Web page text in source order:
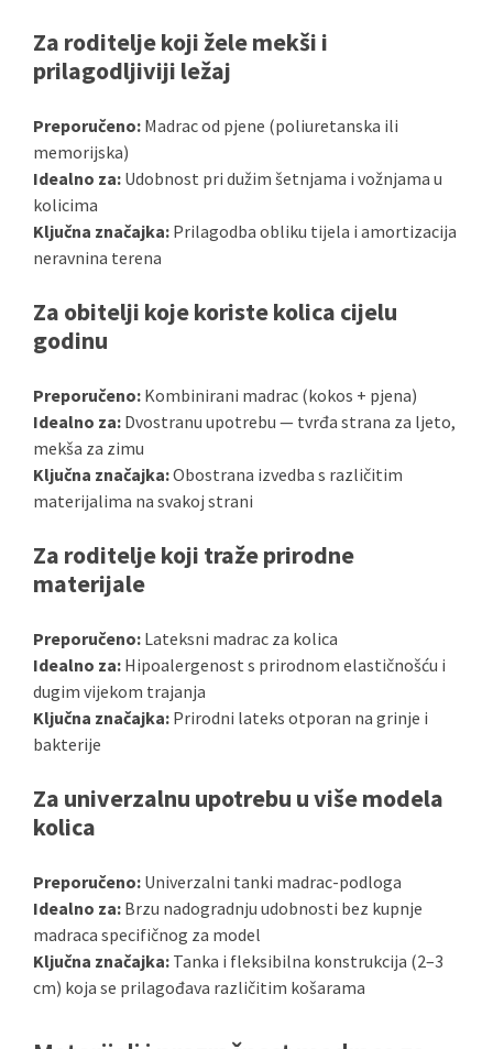
Za roditelje koji žele mekši i
prilagodljiviji ležaj
Preporučeno: Madrac od pjene (poliuretanska ili
memorijska)
Idealno za: Udobnost pri dužim šetnjama i vožnjama u
kolicima
Ključna značajka: Prilagodba obliku tijela i amortizacija
neravnina terena
Za obitelji koje koriste kolica cijelu
godinu
Preporučeno: Kombinirani madrac (kokos + pjena)
Idealno za: Dvostranu upotrebu — tvrđa strana za ljeto,
mekša za zimu
Ključna značajka:Obostrana izvedba s različitim
materijalima na svakoj strani
Za roditelje koji traže prirodne
materijale
Preporučeno: Lateksni madrac za kolica
Idealno za: Hipoalergenost s prirodnom elastičnošću i
dugim vijekom trajanja
Ključna značajka: Prirodni lateks otporan na grinje i
bakterije
Za univerzalnu upotrebu u više modela
kolica
Preporučeno: Univerzalni tanki madrac-podloga
Idealno za: Brzu nadogradnju udobnosti bez kupnje
madraca specifičnog za model
Ključna značajka: Tanka i fleksibilna konstrukcija (2–3
cm) koja se prilagođava različitim košarama